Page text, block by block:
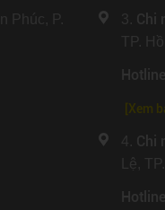
Phúc, P.
3. Chi
TP.
Hotline
[Xem
4. Chi
Lệ,
Hotline